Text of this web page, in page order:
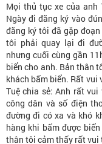
Mọi thủ tục xe của anh
Ngày đi đăng ký vào
đăng ký tôi đã gặp
tôi phải quay lại đi
nhưng cuối cùng gần
biển cho anh. Bản thân
khách bấm biển. Rất vui
Tuệ chia sẻ: Anh rất
công dân và số điện
đường đi có xa và khó
hàng khi bấm được
thân tôi cảm thấy rất vui